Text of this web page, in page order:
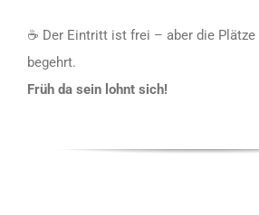
☕️ Der Eintritt ist frei – aber die
begehrt.
Früh da sein lohnt sich!